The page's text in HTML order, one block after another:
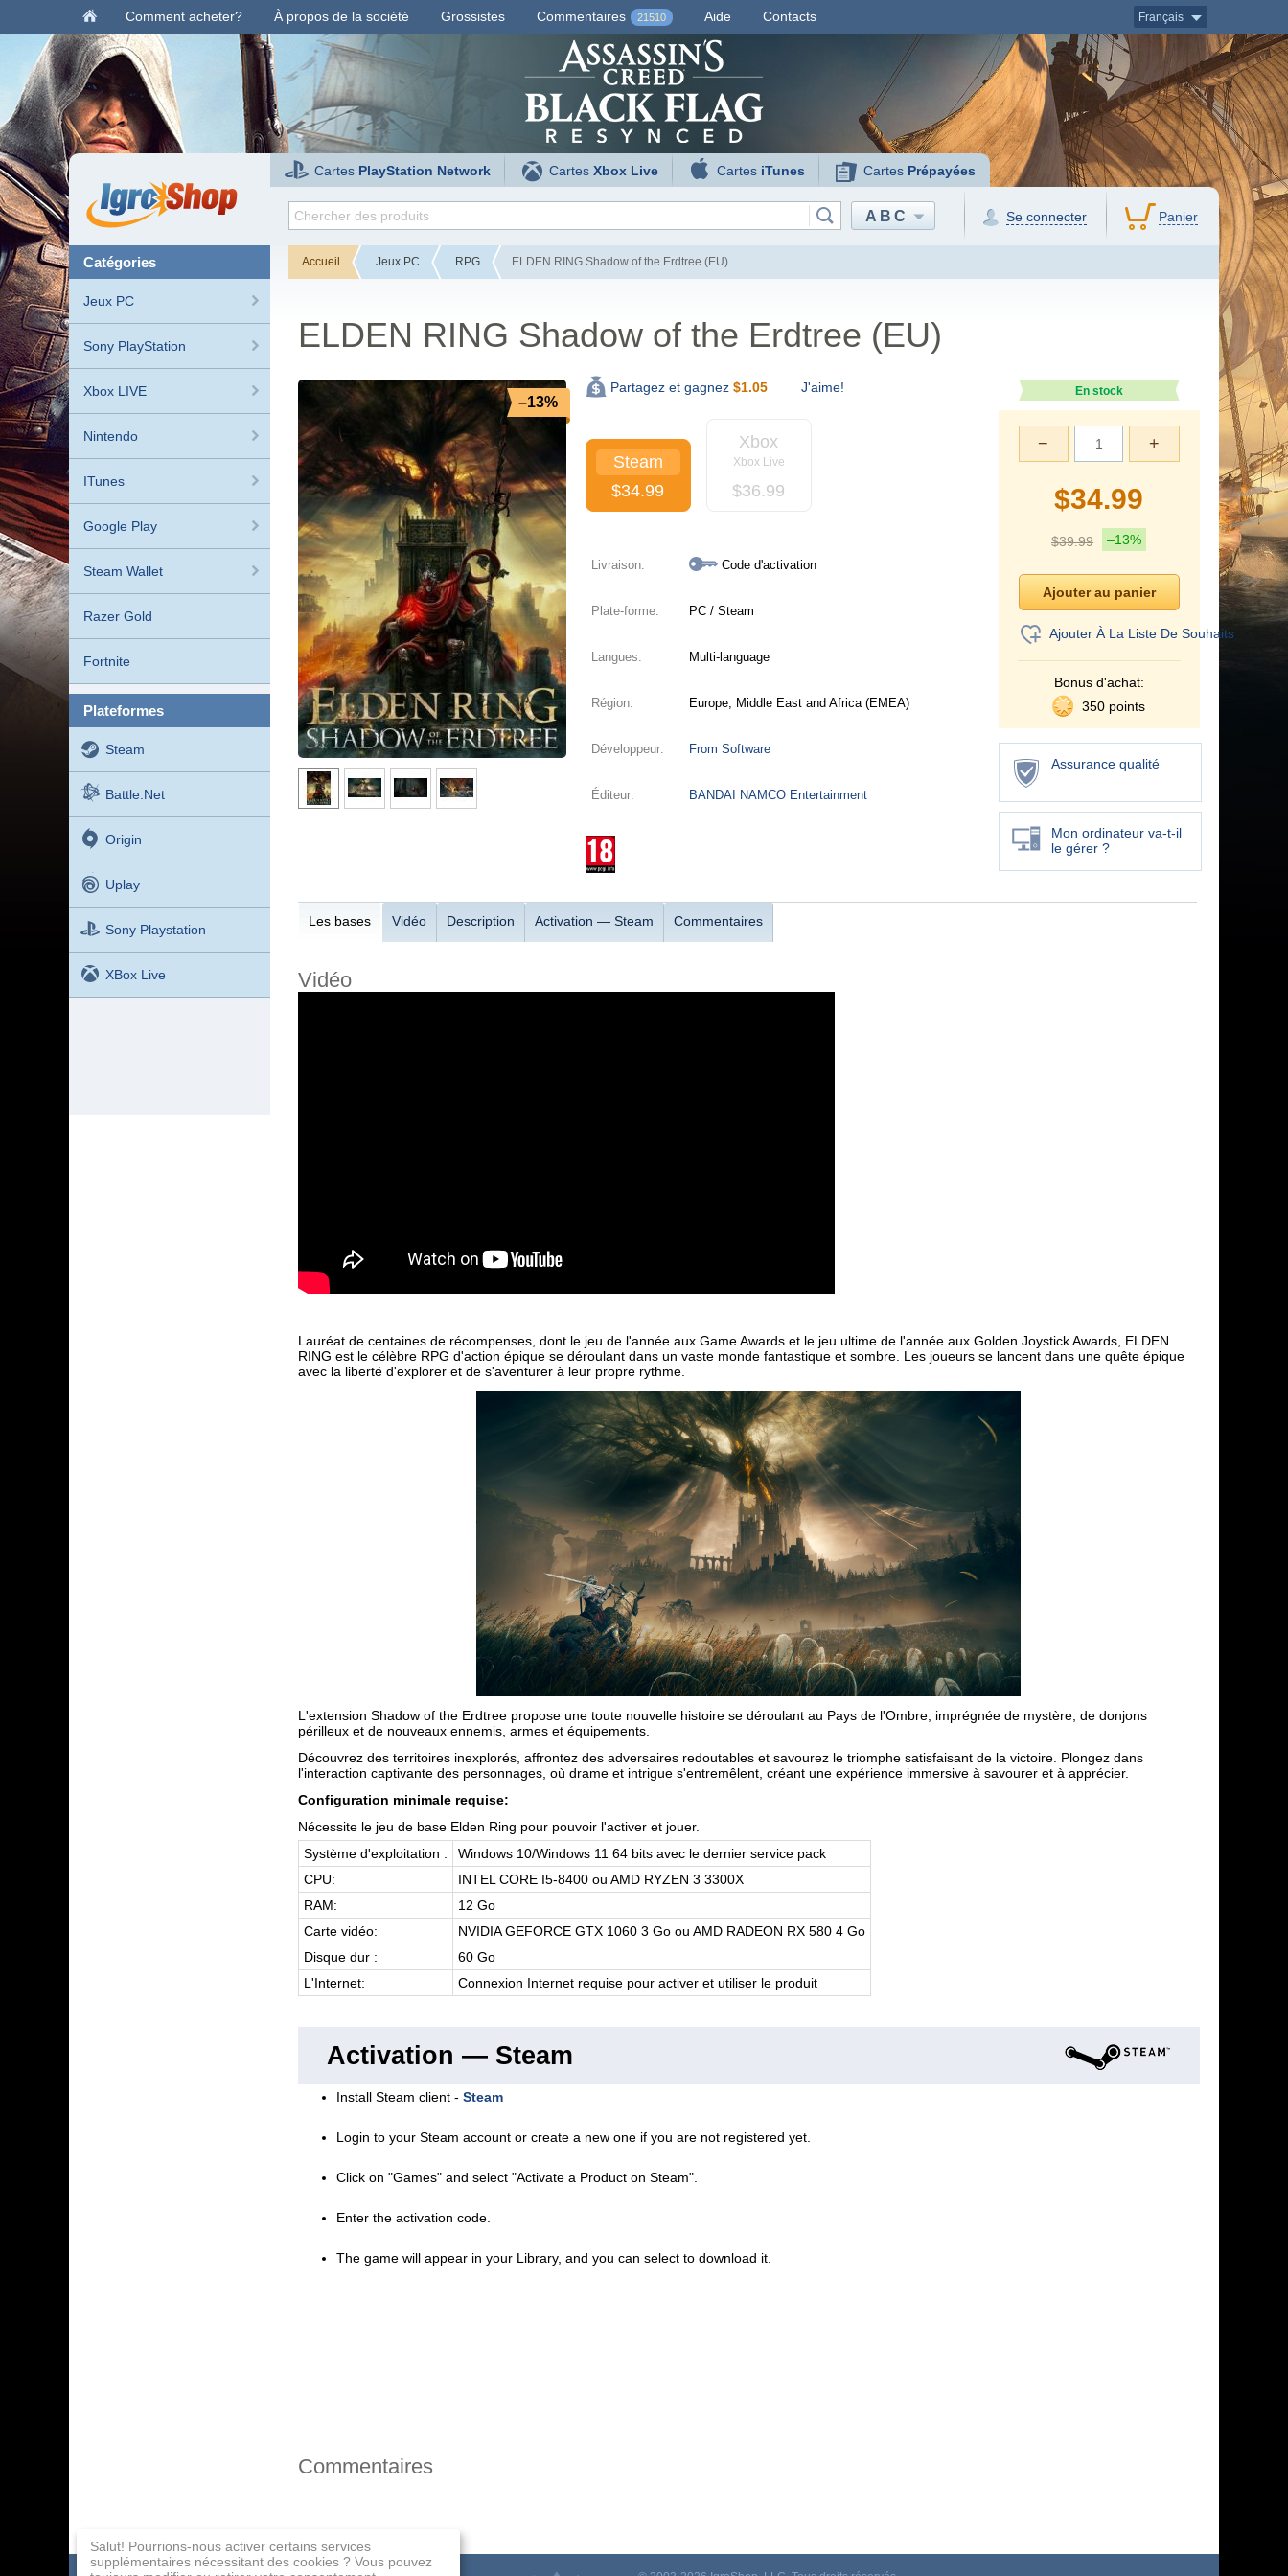
Comment acheter? À propos de la société Grossistes Commentaires 21510 Aide Contacts Français
Cartes PlayStation Network CartesXbox Live Cartes iTunes Cartes Prépayées
ABC Se connecter Panier
catégories
Jeux PC
Sony PlayStation
Xbox LIVE
Nintendo
ITunes
Google Play
Steam Wallet
Razer Gold
Fortnite
plateformes
Steam
Battle.net
Origin
Uplay
Sony Playstation
XBox Live
Accueil Jeux PC RPG ELDEN RING Shadow of the Erdtree (EU)
ELDEN RING Shadow of the Erdtree (EU)
–13%
J'aime!
Partagez et gagnez $1.05
Steam
$34.99
Xbox
Xbox Live
$36.99
Livraison: Code d'activation
Plate-forme: PC / Steam
Langues: Multi-language
Région: Europe, Middle East and Africa (EMEA)
Développeur: From Software
Éditeur: BANDAI NAMCO Entertainment
En stock
+
−
$34.99
$39.99 –13%
Ajouter À La Liste De Souhaits
Bonus d'achat:
350 points
Assurance qualité
Mon ordinateur va-t-il
le gérer ?
Les bases Vidéo Description Activation — Steam Commentaires
Vidéo
Lauréat de centaines de récompenses, dont le jeu de l'année aux Game Awards et le jeu ultime de l'année aux Golden Joystick Awards, ELDEN
RING est le célèbre RPG d'action épique se déroulant dans un vaste monde fantastique et sombre. Les joueurs se lancent dans une quête épique
avec la liberté d'explorer et de s'aventurer à leur propre rythme.
L'extension Shadow of the Erdtree propose une toute nouvelle histoire se déroulant au Pays de l'Ombre, imprégnée de mystère, de donjons
périlleux et de nouveaux ennemis, armes et équipements.
Découvrez des territoires inexplorés, affrontez des adversaires redoutables et savourez le triomphe satisfaisant de la victoire. Plongez dans
l'interaction captivante des personnages, où drame et intrigue s'entremêlent, créant une expérience immersive à savourer et à apprécier.
Configuration minimale requise:
Nécessite le jeu de base Elden Ring pour pouvoir l'activer et jouer.
Système d'exploitation :
Windows 10/Windows 11 64 bits avec le dernier service pack
CPU:
INTEL CORE I5-8400 ou AMD RYZEN 3 3300X
RAM:
12 Go
Carte vidéo:
NVIDIA GEFORCE GTX 1060 3 Go ou AMD RADEON RX 580 4 Go
Disque dur :
60 Go
L'Internet:
Connexion Internet requise pour activer et utiliser le produit
Activation — Steam
Install Steam client - Steam
Login to your Steam account or create a new one if you are not registered yet.
Click on "Games" and select "Activate a Product on Steam".
Enter the activation code.
The game will appear in your Library, and you can select to download it.
Commentaires
Salut! Pourrions-nous activer certains services
supplémentaires nécessitant des cookies ? Vous pouvez